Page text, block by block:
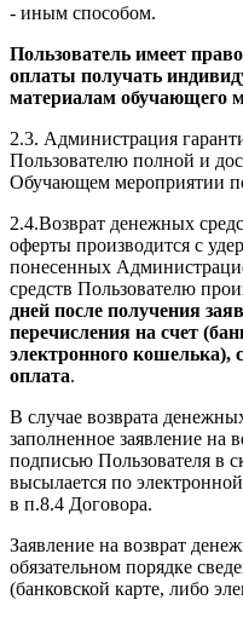
- иным способом.
Пользователь имеет
оплаты получать
материалам обучающего
2.3. Администрация
Пользователю полной и
Обучающем мероприятии
2.4.Возврат денежных
оферты производится с
понесенных
средств Пользователю
дней после получения
перечисления на счет
электронного кошелька),
оплата.
В случае возврата
заполненное заявление на
подписью Пользователя в
высылается по
в п.8.4 Договора.
Заявление на возврат
обязательном порядке
(банковской карте, либо